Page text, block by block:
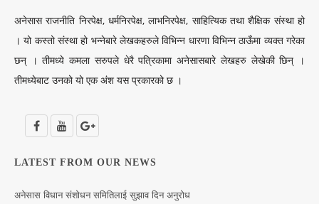
अनेसास राजनीति निरपेक्ष, धर्मनिरपेक्ष, लाभनिरपेक्ष, साहित्यिक तथा शैक्षिक संस्था हो
। यो कस्तो संस्था हो भन्नेबारे लेखकहरुले विभिन्न धारणा विभिन्न ठाऊँमा व्यक्त गरेका
छन् । तीमध्ये कमला सरुपले धेरै पत्रिकामा अनेसासबारे लेखहरु लेखेकी छिन् ।
तीमध्येबाट उनको यो एक अंश यस प्रकारको छ ।
LATEST FROM OUR NEWS
अनेसास विधान संशोधन समितिलाई सुझाव दिन अनुरोध